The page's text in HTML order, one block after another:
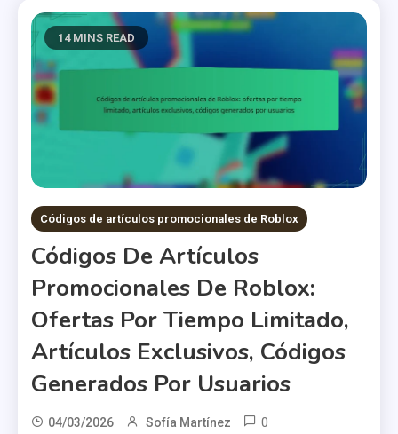
14 MINS READ
Códigos de artículos promocionales de Roblox
Códigos De Artículos
Promocionales De Roblox:
Ofertas Por Tiempo Limitado,
Artículos Exclusivos, Códigos
Generados Por Usuarios
04/03/2026 Sofía Martínez 0